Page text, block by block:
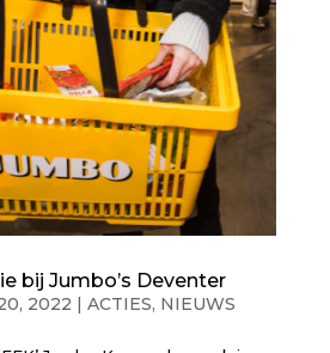
bij Jumbo’s Deventer
2022 | ACTIES, NIEUWS